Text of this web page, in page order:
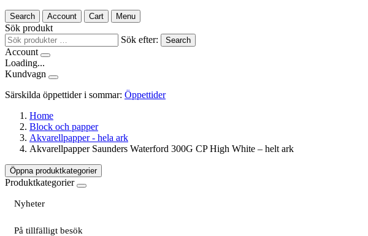
Search Account Cart Menu
Sök produkt
Sök efter:
Search
Account
Loading...
Kundvagn
Särskilda öppettider i sommar: Öppettider
Home
Block och papper
Akvarellpapper - hela ark
Akvarellpapper Saunders Waterford 300G CP High White – helt ark
Öppna produktkategorier
Produktkategorier
Nyheter
På tillfälligt besök